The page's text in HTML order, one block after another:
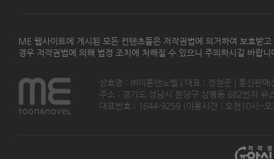
ME 웹사이트에 게시된 모든 컨텐츠들은 저작권법에 의거하여 보호받
경우 저작권법에 의해 법정 조치에 처해질 수 있으니 주의하시길 바랍니
상호명 : ㈜미툰앤노벨 | 대표 : 정현준 | 통신판
주소 : 경기도 성남시 분당구 삼평동 682번지
대표번호 : 1644-9259 (이용시간 : 오전10시~